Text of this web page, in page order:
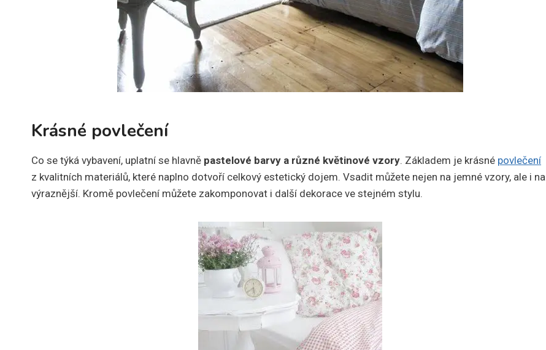
Krásné povlečení
Co se týká vybavení, uplatní se hlavně pastelové barvy a různé květinové vzory. Základem je krásné povlečení
z kvalitních materiálů, které naplno dotvoří celkový estetický dojem. Vsadit můžete nejen na jemné vzory, ale i na
výraznější. Kromě povlečení můžete zakomponovat i další dekorace ve stejném stylu.